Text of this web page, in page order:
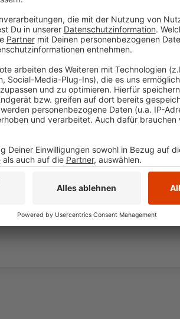
Wir
den
Wir
einzubetten.
Ihren Aktivitäten
die Details
Nutzung des
powered by
Fünf für Laith Al-Deen
Anzeige